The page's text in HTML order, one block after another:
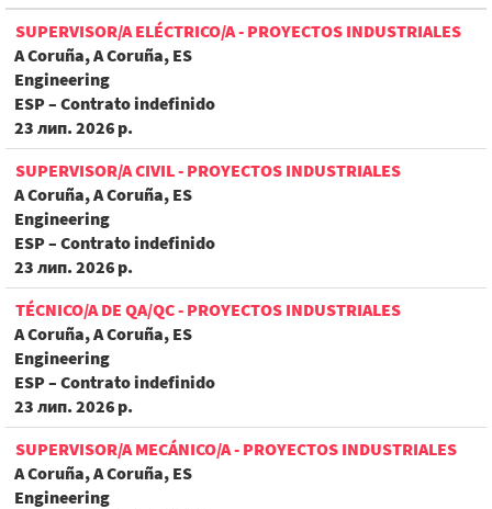
SUPERVISOR/A ELÉCTRICO/A - PROYECTOS INDUSTRIALES
A Coruña, A Coruña, ES
Engineering
ESP – Contrato indefinido
23 лип. 2026 р.
SUPERVISOR/A CIVIL - PROYECTOS INDUSTRIALES
A Coruña, A Coruña, ES
Engineering
ESP – Contrato indefinido
23 лип. 2026 р.
TÉCNICO/A DE QA/QC - PROYECTOS INDUSTRIALES
A Coruña, A Coruña, ES
Engineering
ESP – Contrato indefinido
23 лип. 2026 р.
SUPERVISOR/A MECÁNICO/A - PROYECTOS INDUSTRIALES
A Coruña, A Coruña, ES
Engineering